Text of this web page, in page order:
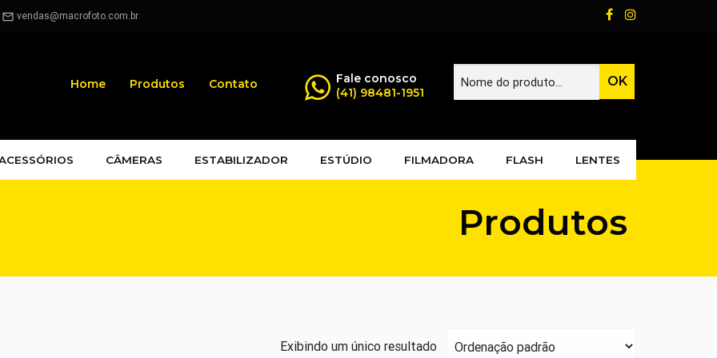
mail_outline vendas@macrofoto.com.br
Fale conosco
(41) 98481-1951
Home Produtos Contato
CÂMERAS ESTABILIZADOR ESTÚDIO FILMADORA FLASH LENTES
Produtos
Exibindo um único resultado